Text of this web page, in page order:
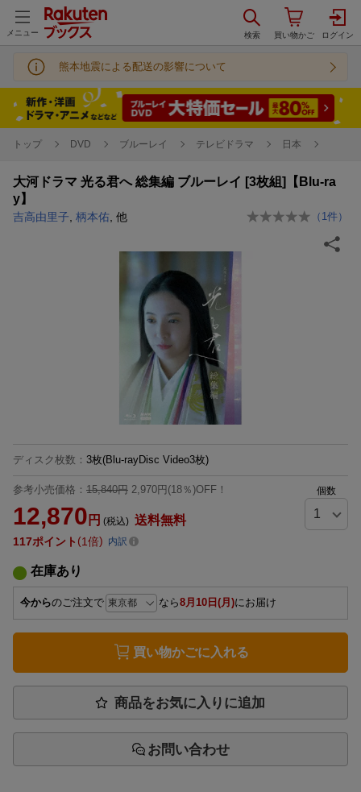
メニュー
熊本地震による配送の影響について
トップ DVD ブルーレイ テレビドラマ 日本
大河ドラマ 光る君へ 総集編 ブルーレイ [3枚組]【Blu-ra
y】
吉高由里子 柄本佑 , 他 （ 1 件）
ディスク枚数 ： 3枚(Blu-rayDisc Video3枚)
参考小売価格： 15,840円 2,970円(18％)OFF！
12,870 円 (税込) 送料無料
個数
117ポイント 1倍 内訳
在庫あり
今からのご注文で なら8月10日(月)にお届け
買い物かごに入れる
商品をお気に入りに追加
お問い合わせ